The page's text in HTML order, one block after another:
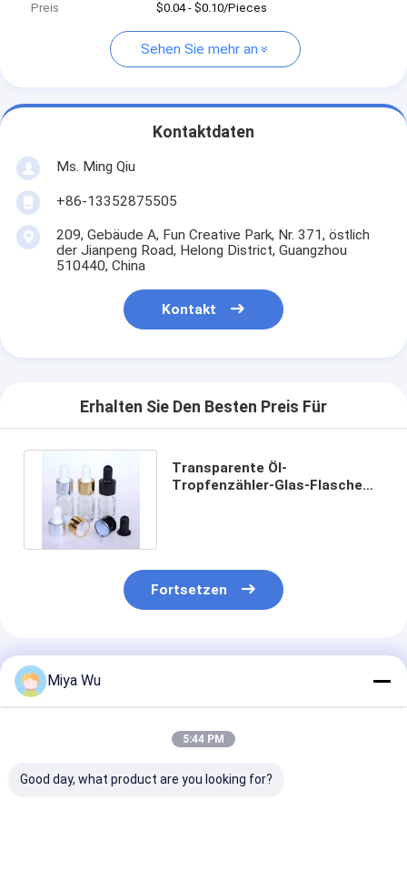
Preis
$0.04 - $0.10/Pieces
Sehen Sie mehr an
Kontaktdaten
Ms. Ming Qiu
+86-13352875505
209, Gebäude A, Fun Creative Park, Nr. 371, östlich
der Jianpeng Road, Helong District, Guangzhou
510440, China
Kontakt
Erhalten Sie Den Besten Preis Für
Transparente Öl-
Tropfenzähler-Glas-Flasche
Fortsetzen
Empfohlene Produkte
Miya Wu
5:44 PM
Good day, what product are you looking for?